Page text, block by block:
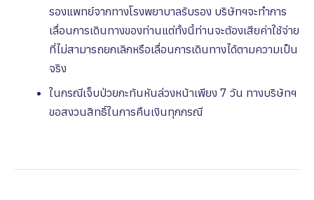
รองแพทย์จากทางโรงพยาบาลรับรอง บริษัทฯจะทําการ
เลื่อนการเดินทางของท่านแต่ทั้งนี้ท่านจะต้องเสียค่าใช้จ่าย
ที่ไม่สามารถยกเลิกหรือเลื่อนการเดินทางได้ตามความเป็น
จริง
ในกรณีเจ็บป่วยกะทันหันล่วงหน้าเพียง 7 วัน ทางบริษัทฯ
ขอสงวนสิทธิ์ในการคืนเงินทุกกรณี